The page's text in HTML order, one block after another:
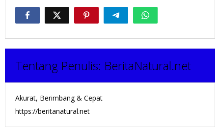
Tentang Penulis: BeritaNatural.net
Akurat, Berimbang & Cepat
https://beritanatural.net